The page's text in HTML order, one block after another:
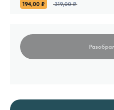
194,00 ₽ 319,00 ₽